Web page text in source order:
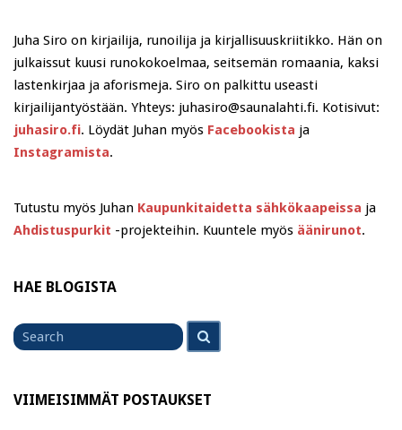
Juha Siro on kirjailija, runoilija ja kirjallisuuskriitikko. Hän on
julkaissut kuusi runokokoelmaa, seitsemän romaania, kaksi
lastenkirjaa ja aforismeja. Siro on palkittu useasti
kirjailijantyöstään. Yhteys: juhasiro@saunalahti.fi. Kotisivut:
juhasiro.fi. Löydät Juhan myös Facebookista ja
Instagramista.
Tutustu myös Juhan Kaupunkitaidetta sähkökaapeissa ja
Ahdistuspurkit -projekteihin. Kuuntele myös äänirunot.
HAE BLOGISTA
Search
for
VIIMEISIMMÄT POSTAUKSET